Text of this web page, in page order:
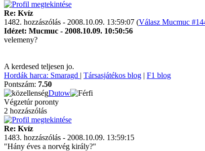
Re: Kvíz
1482. hozzászólás - 2008.10.09. 13:59:07 (Válasz Mucmuc
Idézet: Mucmuc - 2008.10.09. 10:50:56
velemeny?
A kerdesed teljesen jo.
Hordák harca: Smaragd | Társasjátékos blog | F1 blog
Pontszám: 7.50
Dutow
Végzetúr poronty
2 hozzászólás
Re: Kvíz
1483. hozzászólás - 2008.10.09. 13:59:15
"Hány éves a norvég király?"